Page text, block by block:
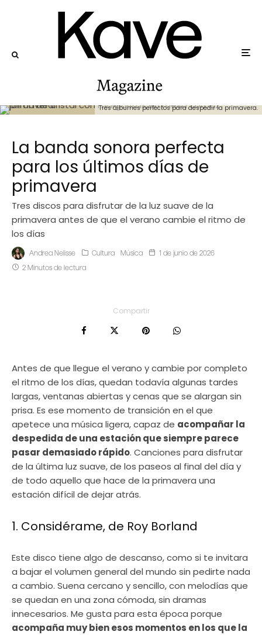
Tres álbumes perfectos para despedir la primavera.
La banda sonora perfecta
para los últimos días de
primavera
Tres discos para disfrutar de la luz suave de la
primavera antes de que el verano cambie el ritmo de
los días
Andrea Nelisse Cultura Música
1 de junio de 2026
2 Minutos de lectura
Compartir
Antes de que llegue el verano y cambie por completo
el ritmo de los días, quedan todavía algunas tardes
largas, ventanas abiertas y cenas que se alargan sin
prisa. Es ese momento de transición en el que
apetece una música ligera, capaz de acompañar la
despedida de una estación que siempre parece
pasar demasiado rápido. Canciones para disfrutar
de la última luz suave, de los paseos al final del día y
de todo aquello que hace de la primavera una
estación difícil de dejar atrás.
1. Considérame, de Roy Borland
Este disco tiene algo de descanso, como si te invitara
a bajar el volumen general del mundo sin pedirte nada
a cambio. Suena cercano y sencillo, con melodías que
se quedan en una zona cómoda, sin dramas
innecesarios. Me gusta para esta época porque
acompaña muy bien esos momentos en los que la